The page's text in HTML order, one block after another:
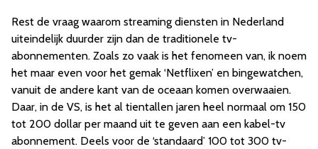
Rest de vraag waarom streaming diensten in Nederland
uiteindelijk duurder zijn dan de traditionele tv-
abonnementen. Zoals zo vaak is het fenomeen van, ik noem
het maar even voor het gemak ‘Netflixen’ en bingewatchen,
vanuit de andere kant van de oceaan komen overwaaien.
Daar, in de VS, is het al tientallen jaren heel normaal om 150
tot 200 dollar per maand uit te geven aan een kabel-tv
abonnement. Deels voor de ‘standaard’ 100 tot 300 tv-